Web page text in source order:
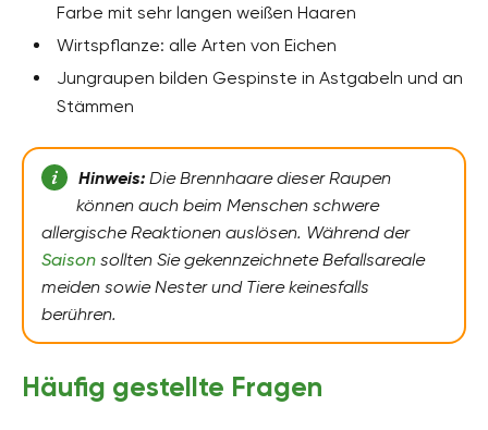
Farbe mit sehr langen weißen Haaren
Wirtspflanze: alle Arten von Eichen
Jungraupen bilden Gespinste in Astgabeln und an
Stämmen
Hinweis:Die Brennhaare dieser Raupen
können auch beim Menschen schwere
allergische Reaktionen auslösen. Während der
Saison sollten Sie gekennzeichnete Befallsareale
meiden sowie Nester und Tiere keinesfalls
berühren.
Häufig gestellte Fragen